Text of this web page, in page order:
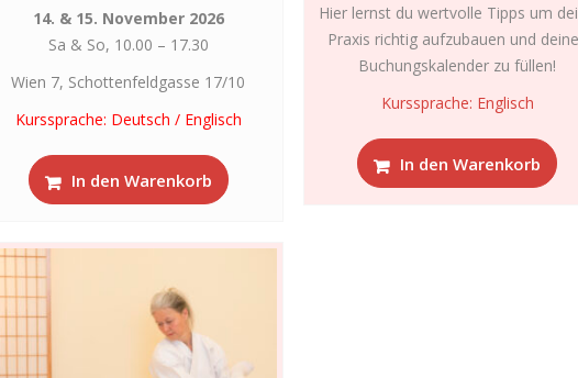
14. & 15. November 2026
Sa & So, 10.00 – 17.30
Wien 7, Schottenfeldgasse 17/10
Kurssprache: Deutsch / Englisch
In den Warenkorb
Hier lernst du wertvolle Tipps um
Praxis richtig aufzubauen und
Buchungskalender zu füllen!
Kurssprache: Englisch
In den Warenkorb